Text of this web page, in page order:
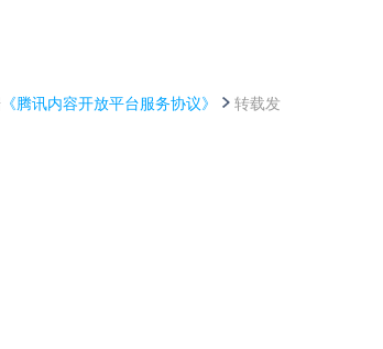
《腾讯内容开放平台服务协议》
转载发